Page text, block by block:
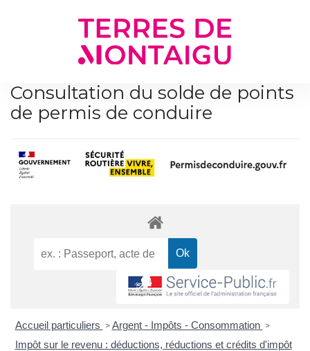
Consultation du solde de points
de permis de conduire
Accueil particuliers > Argent - Impôts - Consommation >
Impôt sur le revenu : déductions, réductions et crédits d'impôt